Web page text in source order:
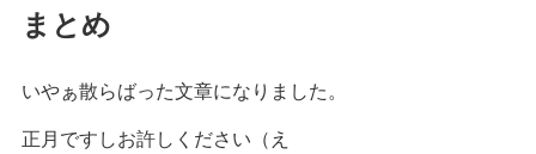
まとめ
いやぁ散らばった文章になりました。
正月ですしお許しください（え